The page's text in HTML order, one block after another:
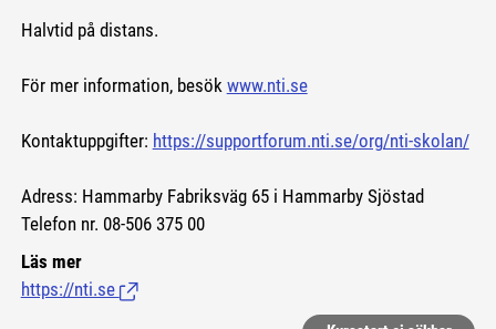
Halvtid på distans.
För mer information, besök www.nti.se
Kontaktuppgifter: https://supportforum.nti.se/org/nti-skolan/
Adress: Hammarby Fabriksväg 65 i Hammarby Sjöstad
Telefon nr. 08-506 375 00
Läs mer
https://nti.se (Länk till extern sida.)